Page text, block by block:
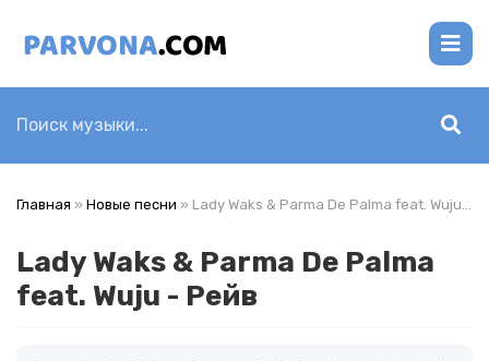
Главная » Новые песни » Lady Waks & Parma De Palma feat. Wuju - Рейв
Lady Waks & Parma De Palma
feat. Wuju - Рейв